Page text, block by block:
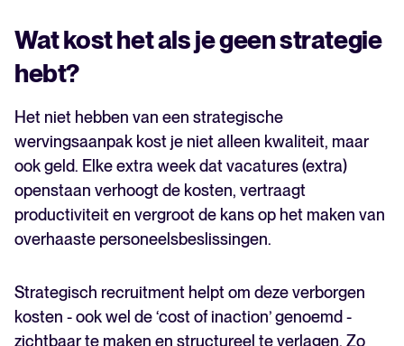
Wat kost het als je geen strategie
hebt?
Het niet hebben van een strategische
wervingsaanpak kost je niet alleen kwaliteit, maar
ook geld. Elke extra week dat vacatures (extra)
openstaan verhoogt de kosten, vertraagt
productiviteit en vergroot de kans op het maken van
overhaaste personeelsbeslissingen.
Strategisch recruitment helpt om deze verborgen
kosten - ook wel de ‘cost of inaction’ genoemd -
zichtbaar te maken en structureel te verlagen. Zo